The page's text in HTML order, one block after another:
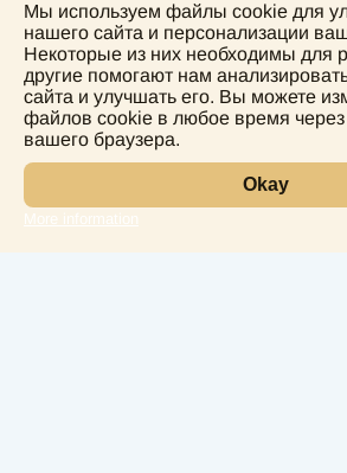
Мы используем файлы cookie для
нашего сайта и персонализации
Некоторые из них необходимы для
другие помогают нам
сайта и улучшать его. Вы можете
файлов cookie в любое время через
вашего браузера.
Okay
More information